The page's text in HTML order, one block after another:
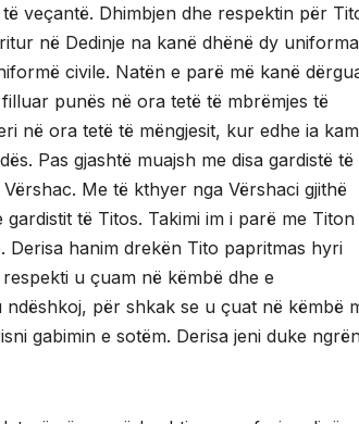
veçantë. Dhimbjen dhe respektin për
në Dedinje na kanë dhënë dy uniforma
civile. Natën e parë më kanë
punës në ora tetë të mbrëmjes të
në ora tetë të mëngjesit, kur edhe ia kam
Pas gjashtë muajsh me disa gardistë të
Me të kthyer nga Vërshaci gjithë
të Titos. Takimi im i parë me Titon
Derisa hanim drekën Tito papritmas hyri
u çuam në këmbë dhe e
ndëshkoj, për shkak se u çuat në këmbë
gabimin e sotëm. Derisa jeni duke